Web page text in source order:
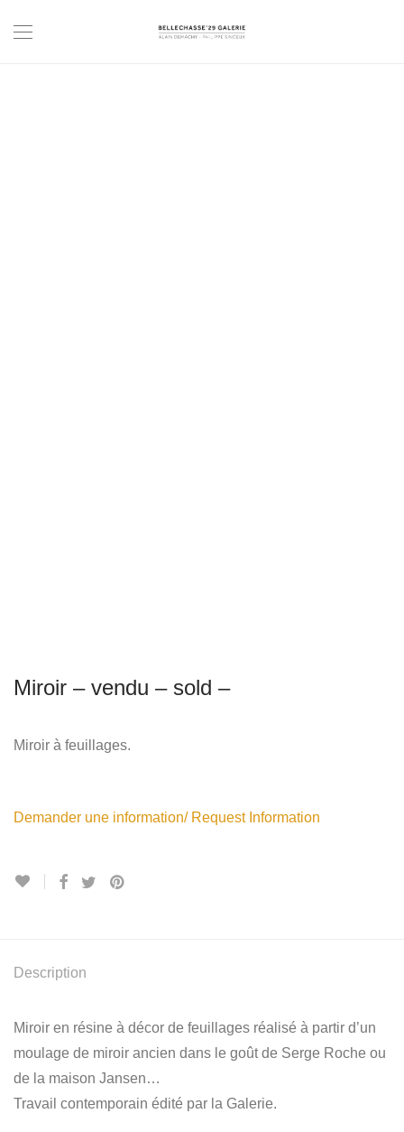
Miroir – vendu – sold –
Miroir à feuillages.
Demander une information/ Request Information
Description
Miroir en résine à décor de feuillages réalisé à partir d’un
moulage de miroir ancien dans le goût de Serge Roche ou
de la maison Jansen…
Travail contemporain édité par la Galerie.